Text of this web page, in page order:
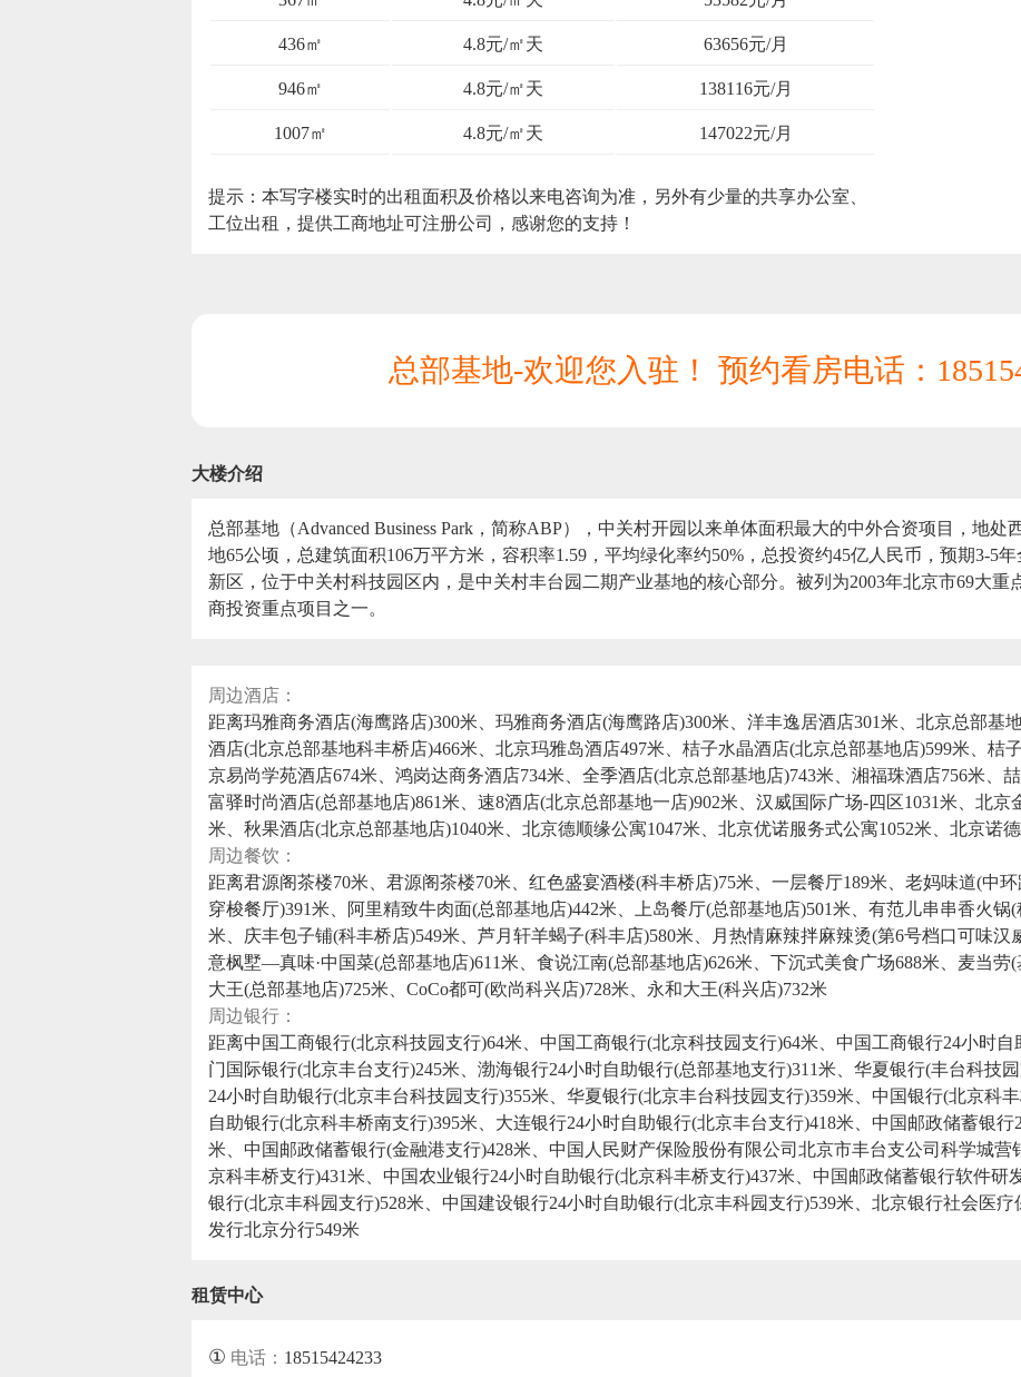
436㎡ 4.8元/㎡天 63656元/月
946㎡ 4.8元/㎡天 138116元/月
1007㎡ 4.8元/㎡天 147022元/月
提示：本写字楼实时的出租面积及价格以来电咨询为准，另外有少量的共享办公室、
工位出租，提供工商地址可注册公司，感谢您的支持！
总部基地-欢迎您入驻！ 预约看房电话：
大楼介绍
总部基地（Advanced Business Park，简称ABP），中关村开园以来单体面积最大的中外合资项目，地
地65公顷，总建筑面积106万平方米，容积率1.59，平均绿化率约50%，总投资约45亿人民币，预期3-5
新区，位于中关村科技园区内，是中关村丰台园二期产业基地的核心部分。被列为2003年北京市69大重
商投资重点项目之一。
周边酒店：
距离玛雅商务酒店(海鹰路店)300米、玛雅商务酒店(海鹰路店)300米、洋丰逸居酒店301米、北京总部基
酒店(北京总部基地科丰桥店)466米、北京玛雅岛酒店497米、桔子水晶酒店(北京总部基地店)599米、桔
京易尚学苑酒店674米、鸿岗达商务酒店734米、全季酒店(北京总部基地店)743米、湘福珠酒店756米、
富驿时尚酒店(总部基地店)861米、速8酒店(北京总部基地一店)902米、汉威国际广场-四区1031米、北京
米、秋果酒店(北京总部基地店)1040米、北京德顺缘公寓1047米、北京优诺服务式公寓1052米、北京诺
周边餐饮：
距离君源阁茶楼70米、君源阁茶楼70米、红色盛宴酒楼(科丰桥店)75米、一层餐厅189米、老妈味道(中
穿梭餐厅)391米、阿里精致牛肉面(总部基地店)442米、上岛餐厅(总部基地店)501米、有范儿串串香火锅
米、庆丰包子铺(科丰桥店)549米、芦月轩羊蝎子(科丰店)580米、月热情麻辣拌麻辣烫(第6号档口可味汉
意枫墅—真味·中国菜(总部基地店)611米、食说江南(总部基地店)626米、下沉式美食广场688米、麦当劳
大王(总部基地店)725米、CoCo都可(欧尚科兴店)728米、永和大王(科兴店)732米
周边银行：
距离中国工商银行(北京科技园支行)64米、中国工商银行(北京科技园支行)64米、中国工商银行24小时
门国际银行(北京丰台支行)245米、渤海银行24小时自助银行(总部基地支行)311米、华夏银行(丰台科技
24小时自助银行(北京丰台科技园支行)355米、华夏银行(北京丰台科技园支行)359米、中国银行(北京科
自助银行(北京科丰桥南支行)395米、大连银行24小时自助银行(北京丰台支行)418米、中国邮政储蓄银
米、中国邮政储蓄银行(金融港支行)428米、中国人民财产保险股份有限公司北京市丰台支公司科学城营
京科丰桥支行)431米、中国农业银行24小时自助银行(北京科丰桥支行)437米、中国邮政储蓄银行软件研
银行(北京丰科园支行)528米、中国建设银行24小时自助银行(北京丰科园支行)539米、北京银行社会医
发行北京分行549米
租赁中心
① 电话： 18515424233